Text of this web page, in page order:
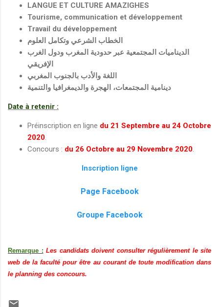
LANGUE ET CULTURE AMAZIGHES
Tourisme, communication et développement
Travail du développement
الخطاب الشرعي وتكامل العلوم
الديناميات المجتمعية عبر حدودية المغرب ودول الغرب
الإفريقي
اللغة والأدب بالجنوب المغربي
دينامية المجتمعات، الهجرة والديمغرافيا والتنمية
Date à retenir :
Préinscription en ligne du 21 Septembre au 24 Octobre
2020
Concours : du 26 Octobre au 29 Novembre 2020
Inscription ligne
Page Facebook
Groupe Facebook
Remarque : Les candidats doivent consulter régulièrement le site
web de la faculté pour être au courant de toute modification dans
le planning des concours.